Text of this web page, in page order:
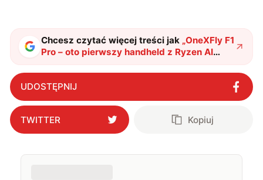
Chcesz czytać więcej treści jak „OneXFly F1
Pro – oto pierwszy handheld z Ryzen AI
300. Drogi, ale wart swej ceny"?
UDOSTĘPNIJ
TWITTER Kopiuj